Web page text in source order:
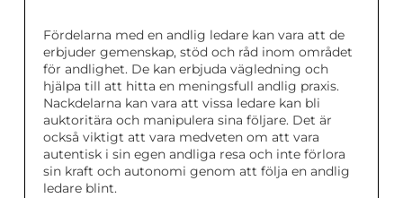
Fördelarna med en andlig ledare kan vara att de
erbjuder gemenskap, stöd och råd inom området
för andlighet. De kan erbjuda vägledning och
hjälpa till att hitta en meningsfull andlig praxis.
Nackdelarna kan vara att vissa ledare kan bli
auktoritära och manipulera sina följare. Det är
också viktigt att vara medveten om att vara
autentisk i sin egen andliga resa och inte förlora
sin kraft och autonomi genom att följa en andlig
ledare blint.